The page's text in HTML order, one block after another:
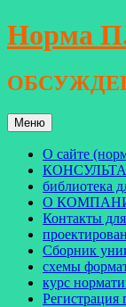
Перейти
к
Норма
Меню
О сайте
библиотека
О
Контакты
Сборник
схемы
курс
Регистрация